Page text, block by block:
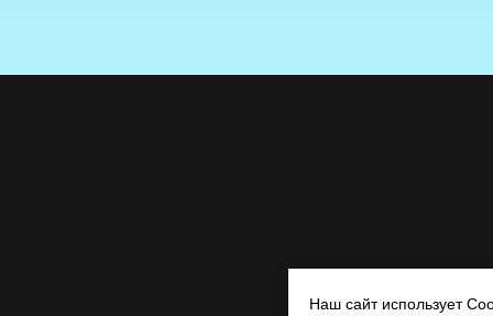
Наш сайт использует